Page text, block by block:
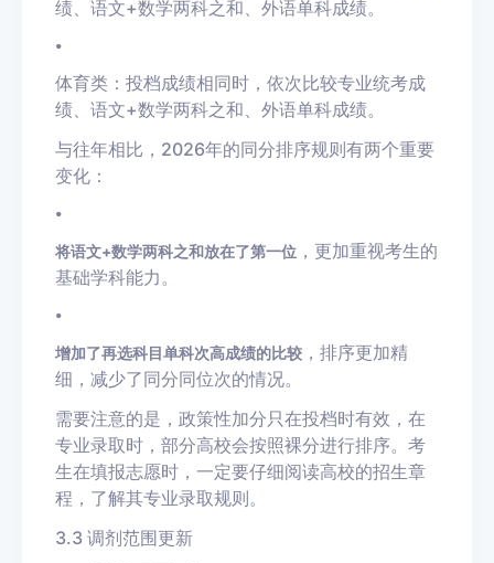
绩、语文+数学两科之和、外语单科成绩。
•
体育类：投档成绩相同时，依次比较专业统考成
绩、语文+数学两科之和、外语单科成绩。
与往年相比，2026年的同分排序规则有两个重要
变化：
•
将语文+数学两科之和放在了第一位 ，更加重视考生的
基础学科能力。
•
增加了再选科目单科次高成绩的比较 ，排序更加精
细，减少了同分同位次的情况。
需要注意的是，政策性加分只在投档时有效，在
专业录取时，部分高校会按照裸分进行排序。考
生在填报志愿时，一定要仔细阅读高校的招生章
程，了解其专业录取规则。
3.3 调剂范围更新